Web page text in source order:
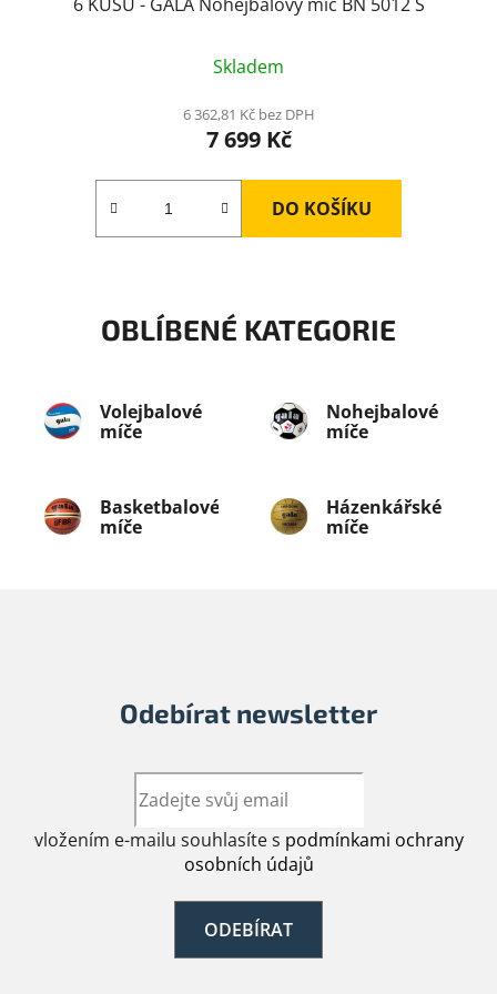
Skladem
6 362,81 Kč bez DPH
7 699 Kč
DO KOŠÍKU
OBLÍBENÉ KATEGORIE
Volejbalové
míče
Nohejbalové
míče
Basketbalové
míče
Házenkářské
míče
Odebírat newsletter
vložením e-mailu souhlasíte s podmínkami ochrany
osobních údajů
ODEBÍRAT